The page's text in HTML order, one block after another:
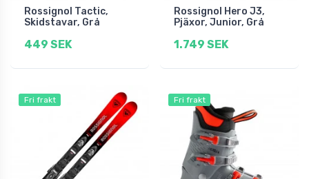
Rossignol Tactic,
Skidstavar, Grå
449 SEK
Rossignol Hero J3,
Pjäxor, Junior, Grå
1.749 SEK
Fri frakt Fri frakt